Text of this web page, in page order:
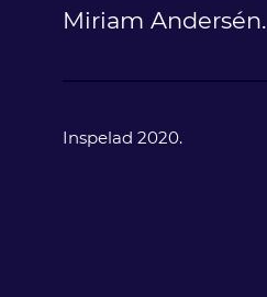
Miriam Andersén.
Inspelad 2020.